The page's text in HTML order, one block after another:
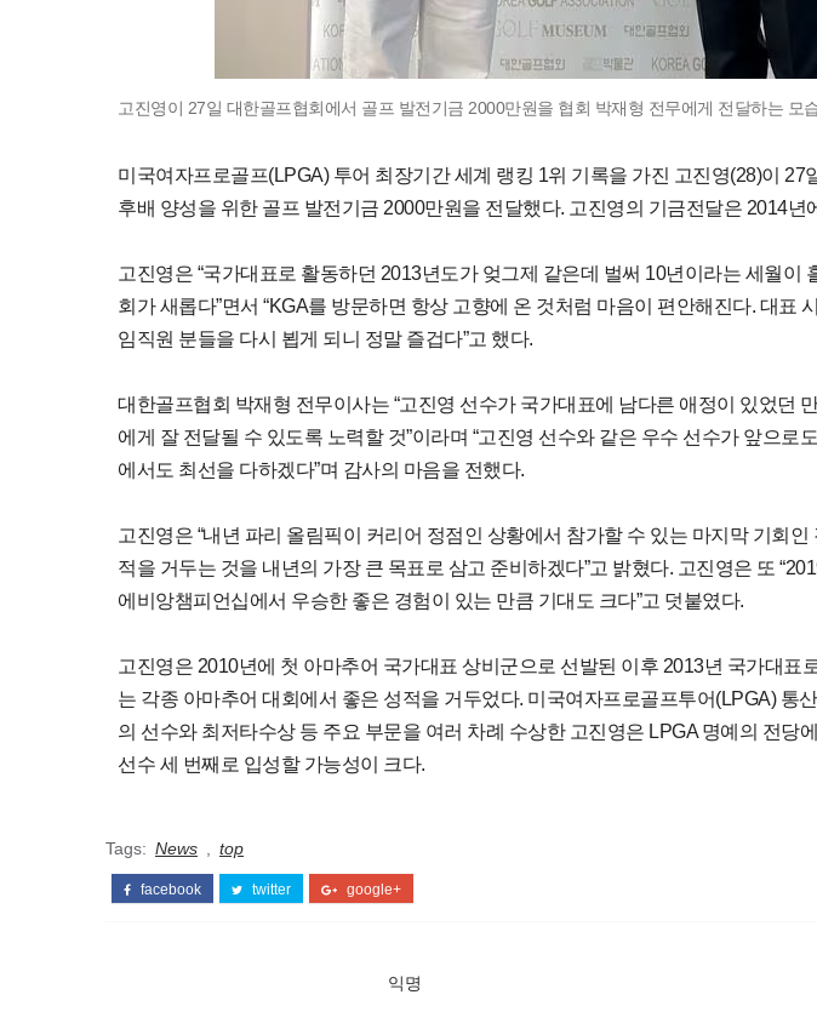
고진영이 27일 대한골프협회에서 골프 발전기금 2000만원을 협회 박재형 전무에게 전달하는 모
미국여자프로골프(LPGA) 투어 최장기간 세계 랭킹 1위 기록을 가진 고진영(28)이 27
후배 양성을 위한 골프 발전기금 2000만원을 전달했다. 고진영의 기금전달은 2014년
고진영은 “국가대표로 활동하던 2013년도가 엊그제 같은데 벌써 10년이라는 세월이
회가 새롭다”면서 “KGA를 방문하면 항상 고향에 온 것처럼 마음이 편안해진다. 대표
임직원 분들을 다시 뵙게 되니 정말 즐겁다”고 했다.
대한골프협회 박재형 전무이사는 “고진영 선수가 국가대표에 남다른 애정이 있었던
에게 잘 전달될 수 있도록 노력할 것”이라며 “고진영 선수와 같은 우수 선수가 앞으로
에서도 최선을 다하겠다”며 감사의 마음을 전했다.
고진영은 “내년 파리 올림픽이 커리어 정점인 상황에서 참가할 수 있는 마지막 기회인
적을 거두는 것을 내년의 가장 큰 목표로 삼고 준비하겠다”고 밝혔다. 고진영은 또
에비앙챔피언십에서 우승한 좋은 경험이 있는 만큼 기대도 크다”고 덧붙였다.
고진영은 2010년에 첫 아마추어 국가대표 상비군으로 선발된 이후 2013년 국가대표
는 각종 아마추어 대회에서 좋은 성적을 거두었다. 미국여자프로골프투어(LPGA) 통
의 선수와 최저타수상 등 주요 부문을 여러 차례 수상한 고진영은 LPGA 명예의 전당
선수 세 번째로 입성할 가능성이 크다.
Tags: News top
facebook twitter google+
익명